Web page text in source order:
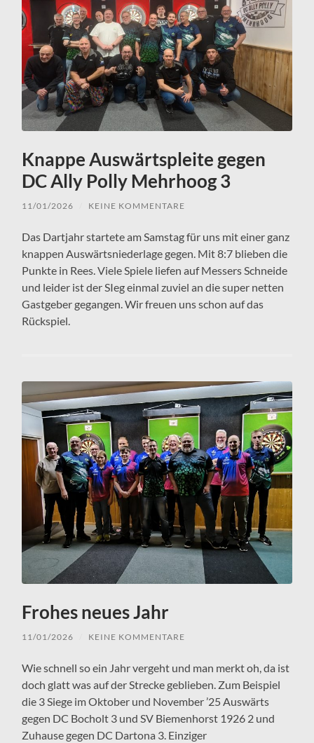
Knappe Auswärtspleite gegen
DC Ally Polly Mehrhoog 3
11/01/2026 KEINE KOMMENTARE
Das Dartjahr startete am Samstag für uns mit einer ganz
knappen Auswärtsniederlage gegen. Mit 8:7 blieben die
Punkte in Rees. Viele Spiele liefen auf Messers Schneide
und leider ist der SIeg einmal zuviel an die super netten
Gastgeber gegangen. Wir freuen uns schon auf das
Rückspiel.
Frohes neues Jahr
11/01/2026 KEINE KOMMENTARE
Wie schnell so ein Jahr vergeht und man merkt oh, da ist
doch glatt was auf der Strecke geblieben. Zum Beispiel
die 3 Siege im Oktober und November ’25 Auswärts
gegen DC Bocholt 3 und SV Biemenhorst 1926 2 und
Zuhause gegen DC Dartona 3. Einziger